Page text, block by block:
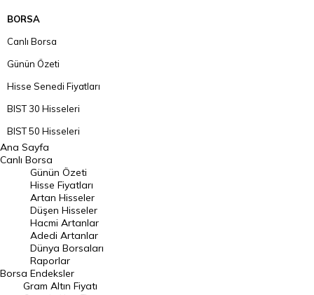
BORSA
Canlı Borsa
Günün Özeti
Hisse Senedi Fiyatları
BIST 30 Hisseleri
BIST 50 Hisseleri
BIST 100 Hisseleri
En Çok Artan Hisseler
En Çok Düşen Hisseler
Hacmi Artanlar
Geçmiş Kapanışlar
Dünya Borsaları
Raporlar
Ana Sayfa
Canlı Borsa
Borsa
Günün Özeti
Hisse Fiyatları
Artan Hisseler
Düşen Hisseler
Hacmi Artanlar
Adedi Artanlar
Dünya Borsaları
Raporlar
Endeksler
Gram Altın Fiyatı